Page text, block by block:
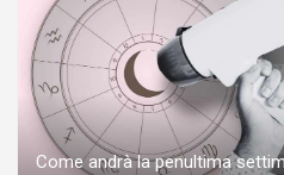
Come andrà la penultima